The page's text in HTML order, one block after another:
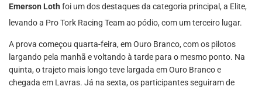
Emerson Loth foi um dos destaques da categoria principal, a Elite,
levando a Pro Tork Racing Team ao pódio, com um terceiro lugar.
A prova começou quarta-feira, em Ouro Branco, com os pilotos
largando pela manhã e voltando à tarde para o mesmo ponto. Na
quinta, o trajeto mais longo teve largada em Ouro Branco e
chegada em Lavras. Já na sexta, os participantes seguiram de